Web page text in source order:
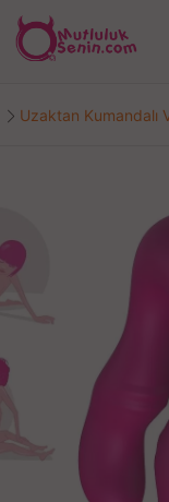
Uzaktan Kumandalı